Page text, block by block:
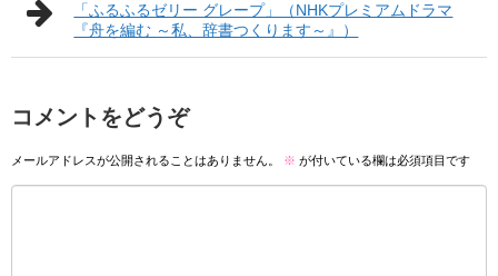
「ふるふるゼリー グレープ」（NHKプレミアムドラマ
『舟を編む ～私、辞書つくります～』）
コメントをどうぞ
メールアドレスが公開されることはありません。 ※ が付いている欄は必須項目です